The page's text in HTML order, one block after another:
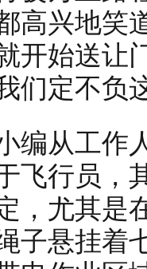
高兴地笑
开始送让
们定不负
编从工作
飞行员，
，尤其是
子悬挂着